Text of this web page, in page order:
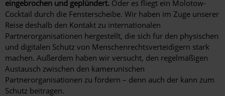
eingebrochen und geplündert. Oder es fliegt ein Molotow-
Cocktail durch die Fensterscheibe. Wir haben im Zuge unserer
Reise deshalb den Kontakt zu internationalen
Partnerorganisationen hergestellt, die sich für den physischen
und digitalen Schutz von Menschenrechtsverteidigern stark
machen. Außerdem haben wir versucht, den regelmäßigen
Austausch zwischen den kamerunischen
Partnerorganisationen zu fördern – denn auch der kann zum
Schutz beitragen.